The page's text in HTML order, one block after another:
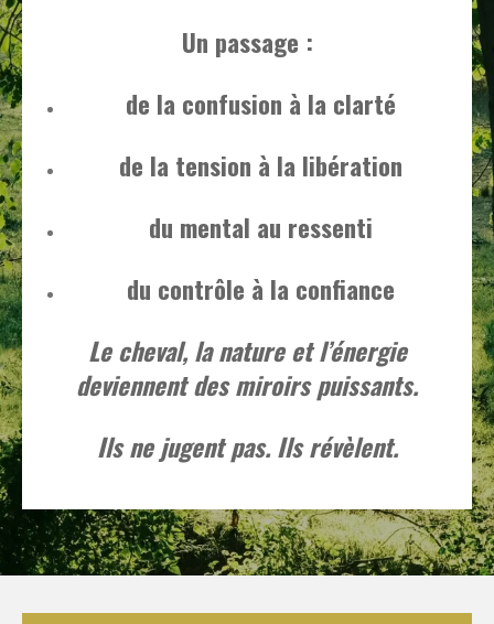
Un passage :
de la confusion à la clarté
de la tension à la libération
du mental au ressenti
du contrôle à la confiance
Le cheval, la nature et l’énergie
deviennent des miroirs puissants.
Ils ne jugent pas. Ils révèlent.